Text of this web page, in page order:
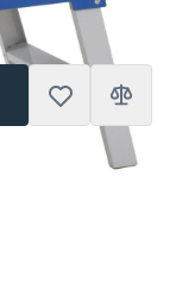
Op voorraad